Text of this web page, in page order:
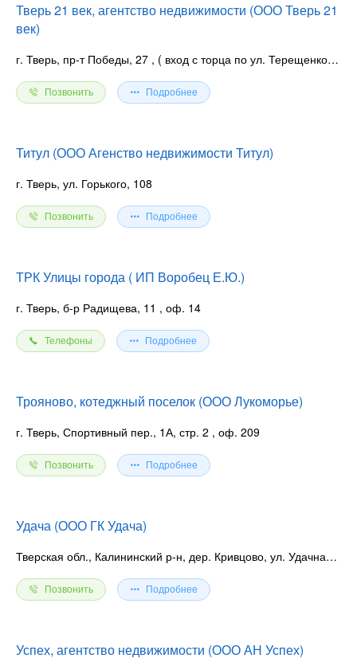
Тверь 21 век, агентство недвижимости (ООО Тверь 21
век)
г. Тверь, пр-т Победы, 27 , ( вход с торца по ул. Терещенко 2эт.)
Позвонить Подробнее
Титул (ООО Агенство недвижимости Титул)
г. Тверь, ул. Горького, 108
Позвонить Подробнее
ТРК Улицы города ( ИП Воробец Е.Ю.)
г. Тверь, б-р Радищева, 11 , оф. 14
Телефоны Подробнее
Трояново, котеджный поселок (ООО Лукоморье)
г. Тверь, Спортивный пер., 1А, стр. 2 , оф. 209
Позвонить Подробнее
Удача (ООО ГК Удача)
Тверская обл., Калининский р-н, дер. Кривцово, ул. Удачная, 3
Позвонить Подробнее
Успех, агентство недвижимости (ООО АН Успех)